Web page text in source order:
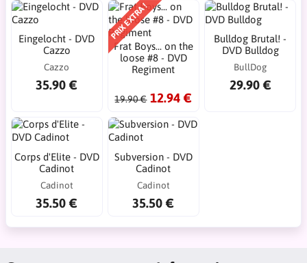
Eingelocht - DVD
Cazzo
Cazzo
35.90 €
PRIX EXTRA !
Frat Boys... on the
loose #8 - DVD
Regiment
19.90 € 12.94 €
Bulldog Brutal! -
DVD Bulldog
BullDog
29.90 €
Corps d'Elite - DVD
Cadinot
Cadinot
35.50 €
Subversion - DVD
Cadinot
Cadinot
35.50 €